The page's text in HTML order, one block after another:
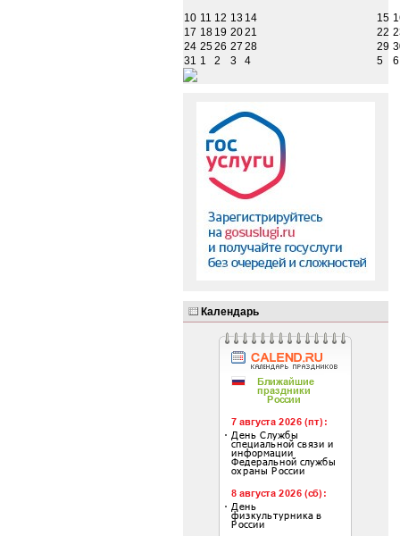
10 11 12 13 14 15
17 18 19 2021 22
24 2526 27 28 29
31 1 2 3 4 5 6
Календарь